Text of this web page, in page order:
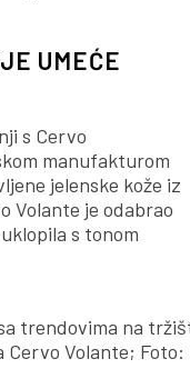
UMEĆE
s Cervo
manufakturom
jelenske kože iz
Volante je odabrao
s tonom
trendovima na
Volante; Foto: